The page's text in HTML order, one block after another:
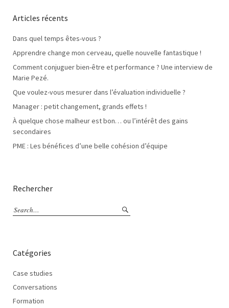
Articles récents
Dans quel temps êtes-vous ?
Apprendre change mon cerveau, quelle nouvelle fantastique !
Comment conjuguer bien-être et performance ? Une interview de
Marie Pezé.
Que voulez-vous mesurer dans l’évaluation individuelle ?
Manager : petit changement, grands effets !
À quelque chose malheur est bon… ou l’intérêt des gains
secondaires
PME : Les bénéfices d’une belle cohésion d’équipe
Rechercher
Catégories
Case studies
Conversations
Formation